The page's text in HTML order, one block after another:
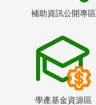
補助資訊公開專區
學產基金資源區